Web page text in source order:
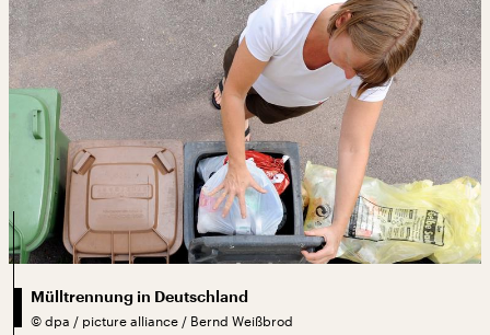
Mülltrennung in Deutschland
© dpa / picture alliance / Bernd Weißbrod